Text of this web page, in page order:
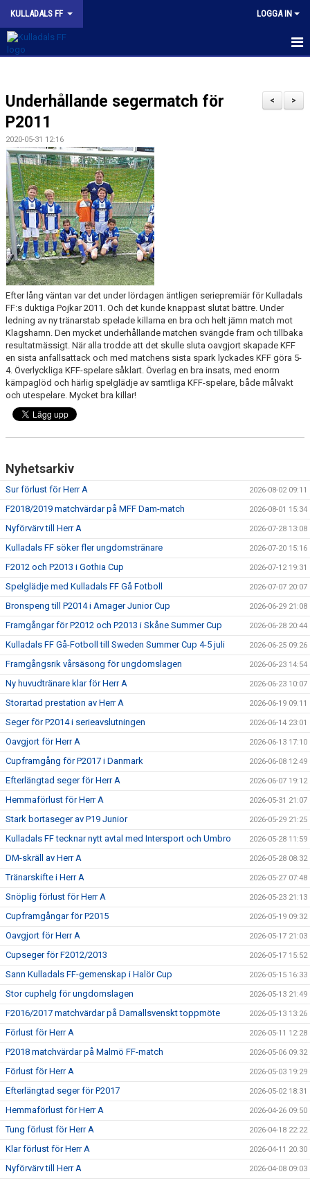
KULLADALS FF LOGGA IN
OM KLUBBEN
NYHETER
KONTAKT
INFORMATION MED POLICY
DOKUMENT
BILDGALLERI
MATCHER
INBETALNING
PROFILKLÄDER
KFF FACEBOOK
KFF INSTAGRAM
>
<
Underhållande segermatch för
P2011
2020-05-31 12:16
Efter lång väntan var det under lördagen äntligen seriepremiär för Kulladals
FF:s duktiga Pojkar 2011. Och det kunde knappast slutat bättre. Under
ledning av ny tränarstab spelade killarna en bra och helt jämn match mot
Klagshamn. Den mycket underhållande matchen svängde fram och tillbaka
resultatmässigt. När alla trodde att det skulle sluta oavgjort skapade KFF
en sista anfallsattack och med matchens sista spark lyckades KFF göra 5-
4. Överlyckliga KFF-spelare såklart. Överlag en bra insats, med enorm
kämpaglöd och härlig spelglädje av samtliga KFF-spelare, både målvakt
och utespelare. Mycket bra killar!
Nyhetsarkiv
Sur förlust för Herr A 2026-08-02 09:11
F2018/2019 matchvärdar på MFF Dam-match 2026-08-01 15:34
Nyförvärv till Herr A 2026-07-28 13:08
Kulladals FF söker fler ungdomstränare 2026-07-20 15:16
F2012 och P2013 i Gothia Cup 2026-07-12 19:31
Spelglädje med Kulladals FF Gå Fotboll 2026-07-07 20:07
Bronspeng till P2014 i Amager Junior Cup 2026-06-29 21:08
Framgångar för P2012 och P2013 i Skåne Summer Cup 2026-06-28 20:44
Kulladals FF Gå-Fotboll till Sweden Summer Cup 4-5 juli 2026-06-25 09:26
Framgångsrik vårsäsong för ungdomslagen 2026-06-23 14:54
Ny huvudtränare klar för Herr A 2026-06-23 10:07
Storartad prestation av Herr A 2026-06-19 09:11
Seger för P2014 i serieavslutningen 2026-06-14 23:01
Oavgjort för Herr A 2026-06-13 17:10
Cupframgång för P2017 i Danmark 2026-06-08 12:49
Efterlängtad seger för Herr A 2026-06-07 19:12
Hemmaförlust för Herr A 2026-05-31 21:07
Stark bortaseger av P19 Junior 2026-05-29 21:25
Kulladals FF tecknar nytt avtal med Intersport och Umbro 2026-05-28 11:59
DM-skräll av Herr A 2026-05-28 08:32
Tränarskifte i Herr A 2026-05-27 07:48
Snöplig förlust för Herr A 2026-05-23 21:13
Cupframgångar för P2015 2026-05-19 09:32
Oavgjort för Herr A 2026-05-17 21:03
Cupseger för F2012/2013 2026-05-17 15:52
Sann Kulladals FF-gemenskap i Halör Cup 2026-05-15 16:33
Stor cuphelg för ungdomslagen 2026-05-13 21:49
F2016/2017 matchvärdar på Damallsvenskt toppmöte 2026-05-13 13:26
Förlust för Herr A 2026-05-11 12:28
P2018 matchvärdar på Malmö FF-match 2026-05-06 09:32
Förlust för Herr A 2026-05-03 19:29
Efterlängtad seger för P2017 2026-05-02 18:31
Hemmaförlust för Herr A 2026-04-26 09:50
Tung förlust för Herr A 2026-04-18 22:22
Klar förlust för Herr A 2026-04-11 20:30
Nyförvärv till Herr A 2026-04-08 09:03